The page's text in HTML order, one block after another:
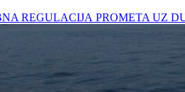
REGULACIJA PROMETA